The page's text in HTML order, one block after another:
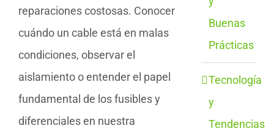
reparaciones costosas. Conocer
cuándo un cable está en malas
condiciones, observar el
aislamiento o entender el papel
fundamental de los fusibles y
diferenciales en nuestra
Buenas
Prácticas
Tecnología
y
Tendencias